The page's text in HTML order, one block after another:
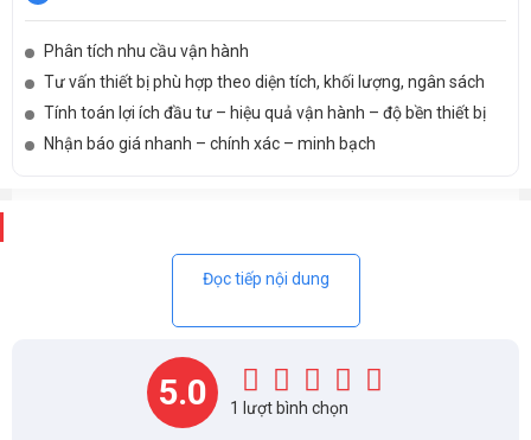
Phân tích nhu cầu vận hành
Tư vấn thiết bị phù hợp theo diện tích, khối lượng, ngân sách
Tính toán lợi ích đầu tư – hiệu quả vận hành – độ bền thiết bị
Nhận báo giá nhanh – chính xác – minh bạch
Đọc tiếp nội dung
5.0 1 lượt bình chọn